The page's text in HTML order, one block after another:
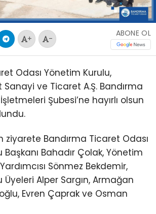
+ -
ABONE OL
Odası Yönetim Kurulu,
ve Ticaret A.Ş. Bandırma
Şubesi’ne hayırlı olsun
ziyarete Bandırma Ticaret Odası
Bahadır Çolak, Yönetim
Sönmez Bekdemir,
Alper Sargın, Armağan
Evren Çaprak ve Osman